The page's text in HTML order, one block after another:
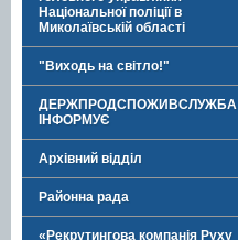
Національної поліції в
Миколаївській області
"Виходь на світло!"
ДЕРЖПРОДСПОЖИВСЛУЖБА
ІНФОРМУЄ
Архівний відділ
Районна рада
«Рекрутингова компанія Руху